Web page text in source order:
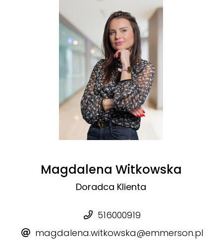
Magdalena Witkowska
Doradca Klienta
516000919
magdalena.witkowska@emmerson.pl